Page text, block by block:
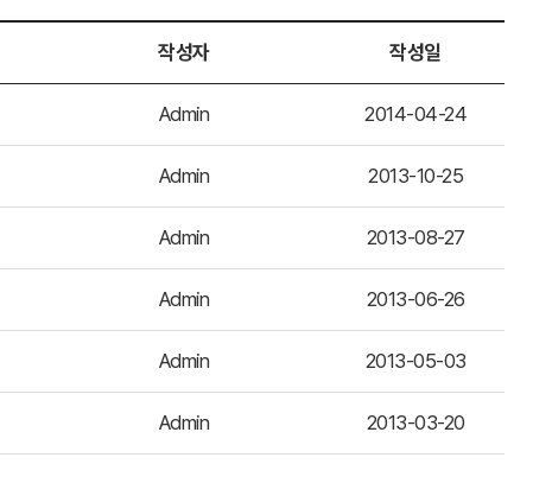
작성자 작성일
Admin 2014-04-24
Admin 2013-10-25
Admin 2013-08-27
Admin 2013-06-26
Admin 2013-05-03
Admin 2013-03-20